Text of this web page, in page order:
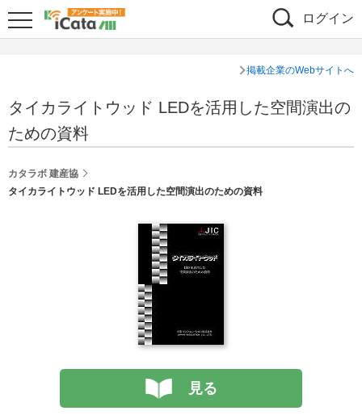
ログイン
掲載企業のWebサイトへ
タイカライトウッド LEDを活用した空間演出の
ための資料
カタラボ 建産協
タイカライトウッド LEDを活用した空間演出のための資料
見る